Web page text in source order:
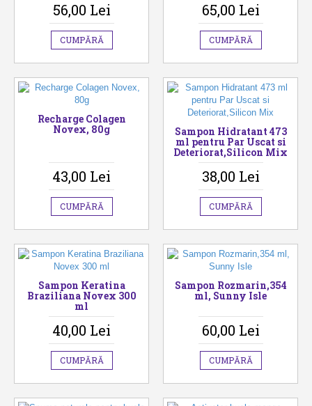
56,00 Lei
CUMPĂRĂ
65,00 Lei
CUMPĂRĂ
Recharge Colagen
Novex, 80g
43,00 Lei
CUMPĂRĂ
Sampon Hidratant 473
ml pentru Par Uscat si
Deteriorat,Silicon Mix
38,00 Lei
CUMPĂRĂ
Sampon Keratina
Braziliana Novex 300
ml
40,00 Lei
CUMPĂRĂ
Sampon Rozmarin,354
ml, Sunny Isle
60,00 Lei
CUMPĂRĂ